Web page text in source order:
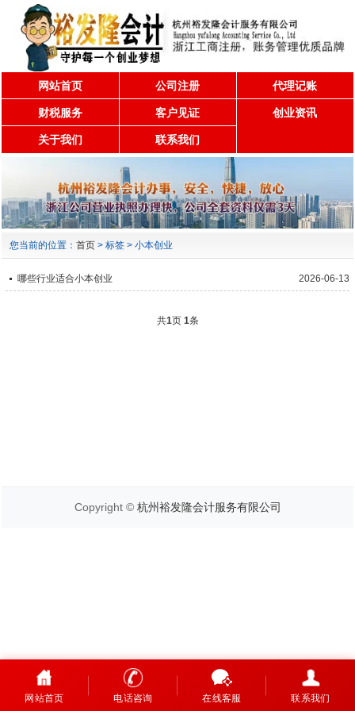
网站首页 公司注册 代理记账
财税服务 客户见证 创业资讯
关于我们 联系我们
您当前的位置： 首页 > 标签 > 小本创业
哪些行业适合小本创业 2026-06-13
共1页 1条
Copyright © 杭州裕发隆会计服务有限公司
网站首页 电话咨询 在线客服 联系我们